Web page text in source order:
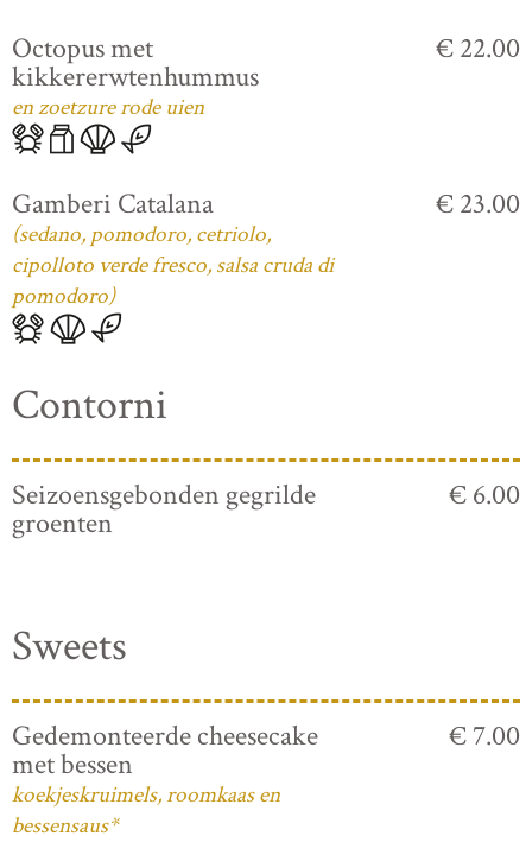
Octopus met
kikkererwtenhummus
en zoetzure rode uien
€ 22.00
Gamberi Catalana
(sedano, pomodoro, cetriolo,
cipolloto verde fresco, salsa cruda di
pomodoro)
€ 23.00
Contorni
Seizoensgebonden gegrilde
groenten
€ 6.00
Sweets
Gedemonteerde cheesecake
met bessen
koekjeskruimels, roomkaas en
bessensaus*
€ 7.00